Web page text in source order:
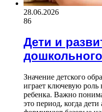
28.06.2026
86
Дети и
Значение детского
играет ключевую роль
ребенка. Важно
это период, когда